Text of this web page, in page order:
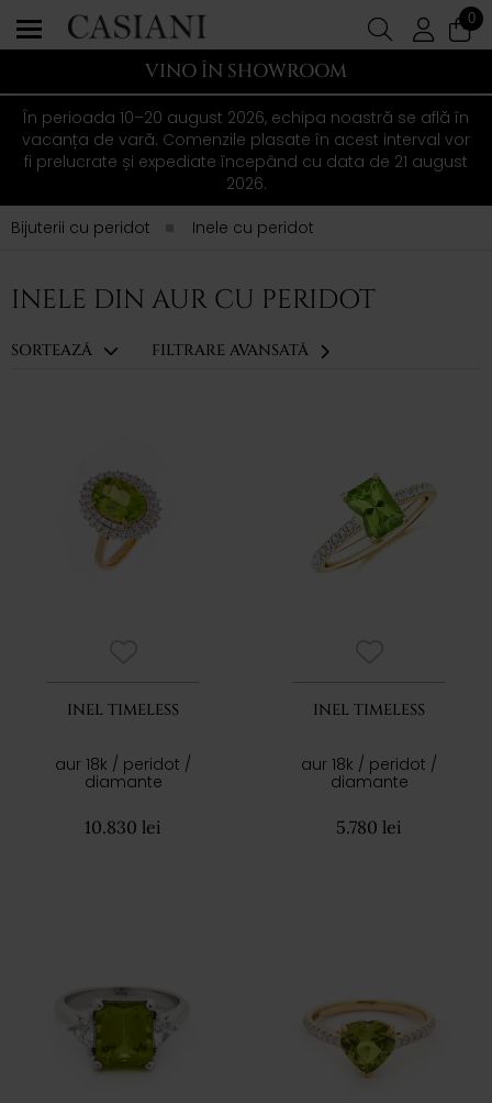
0
VINO ÎN SHOWROOM
În perioada 10–20 august 2026, echipa noastră se află în
vacanța de vară. Comenzile plasate în acest interval vor
fi prelucrate și expediate începând cu data de 21 august
2026.
Bijuterii cu peridot
Inele cu peridot
INELE DIN AUR CU PERIDOT
SORTEAZĂ FILTRARE AVANSATĂ
INEL TIMELESS
aur 18k / peridot /
diamante
10.830 lei
INEL TIMELESS
aur 18k / peridot /
diamante
5.780 lei